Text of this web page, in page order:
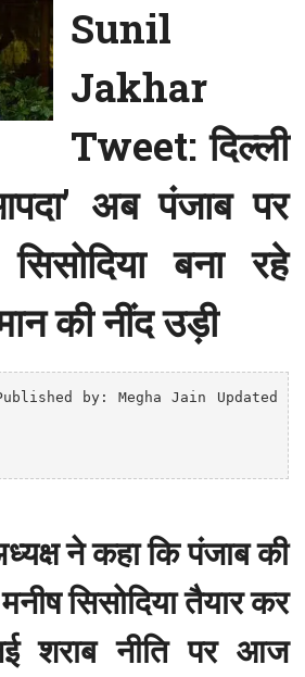
Sunil
Jakhar
Tweet: दिल्ली
अब पंजाब पर
बना रहे
की नींद उड़ी
by: Megha Jain Updated
ने कहा कि पंजाब की
सिसोदिया तैयार कर
शराब नीति पर आज